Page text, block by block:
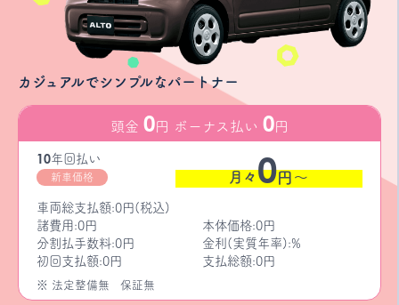
カジュアルでシンプルなパートナー
頭金 0円 ボーナス払い 0円
10年回払い
新車価格 月々0円〜
車両総支払額:0円(税込)
諸費用:0円
本体価格:0円
分割払手数料:0円
金利(実質年率):%
初回支払額:0円
支払総額:0円
※ 法定整備無保証無